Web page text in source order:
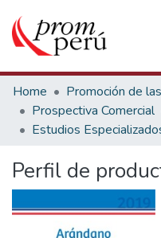
Communities & Collections
All of DSpace
Statistics
Home
Prospectiva Comercial
Estudios
Perfil de